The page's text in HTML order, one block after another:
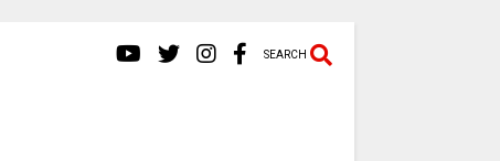
SEARCH